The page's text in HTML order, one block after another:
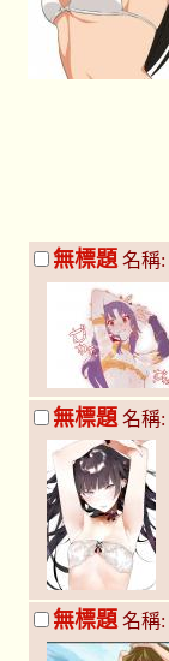
無標題名稱:
無標題 名稱:
無標題 名稱: